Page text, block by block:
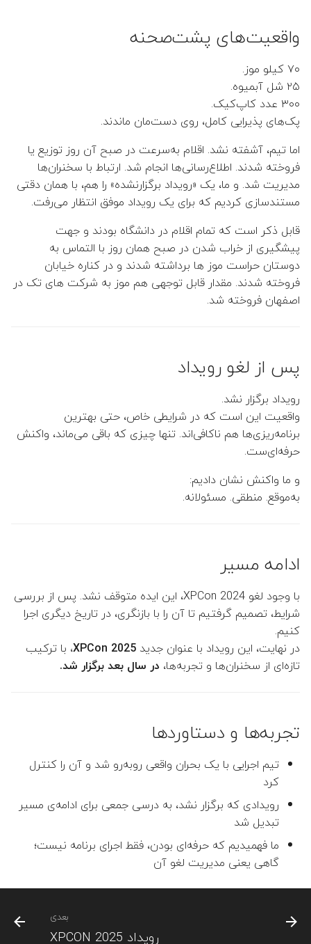
👤 مهدی توانگر
👤 سمیه اشرفی
👤 شکرا سالاریان
👤 زهرا منصوروار
👤 صغری نوبختیان
واقعیت‌های پشت‌صحنه
۷۰ کیلو موز.
۲۵ شل آبمیوه.
۳۰۰ عدد کاپ‌کیک.
پک‌های پذیرایی کامل، روی دست‌مان ماندند.
اما تیم، آشفته نشد. اقلام به‌سرعت در صبح آن روز توزیع یا
فروخته شدند. اطلاع‌رسانی‌ها انجام شد. ارتباط با سخنران‌ها
مدیریت شد. و ما، یک «رویداد برگزارنشده» را هم، با همان دقتی
مستندسازی کردیم که برای یک رویداد موفق انتظار می‌رفت.
قابل ذکر است که تمام اقلام در دانشگاه بودند و جهت
پیشگیری از خراب شدن در صبح همان روز با التماس به
دوستان حراست موز ها برداشته شدند و در کناره خیابان
فروخته شدند. مقدار قابل توجهی هم موز به شرکت های تک در
اصفهان فروخته شد.
پس از لغو رویداد
رویداد برگزار نشد.
واقعیت این است که در شرایطی خاص، حتی بهترین
برنامه‌ریزی‌ها هم ناکافی‌اند. تنها چیزی که باقی می‌ماند، واکنش
حرفه‌ای‌ست.
و ما واکنش نشان دادیم:
به‌موقع. منطقی. مسئولانه.
ادامه مسیر
با وجود لغو XPCon 2024، این ایده متوقف نشد. پس از بررسی
شرایط، تصمیم گرفتیم تا آن را با بازنگری، در تاریخ دیگری اجرا
کنیم.
در نهایت، این رویداد با عنوان جدید XPCon 2025، با ترکیب
تازه‌ای از سخنران‌ها و تجربه‌ها، در سال بعد برگزار شد.
تجربه‌ها و دستاوردها
تیم اجرایی با یک بحران واقعی روبه‌رو شد و آن را کنترل
کرد
رویدادی که برگزار نشد، به درسی جمعی برای ادامه‌ی مسیر
تبدیل شد
ما فهمیدیم که حرفه‌ای بودن، فقط اجرای برنامه نیست؛
گاهی یعنی مدیریت لغو آن
بعدی
رویداد XPCON 2025